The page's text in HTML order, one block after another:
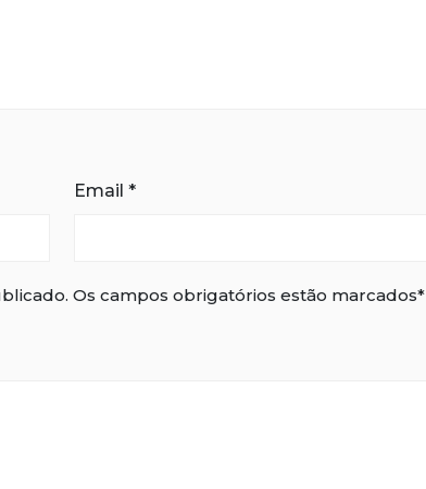
Email *
Os campos obrigatórios estão marcados*